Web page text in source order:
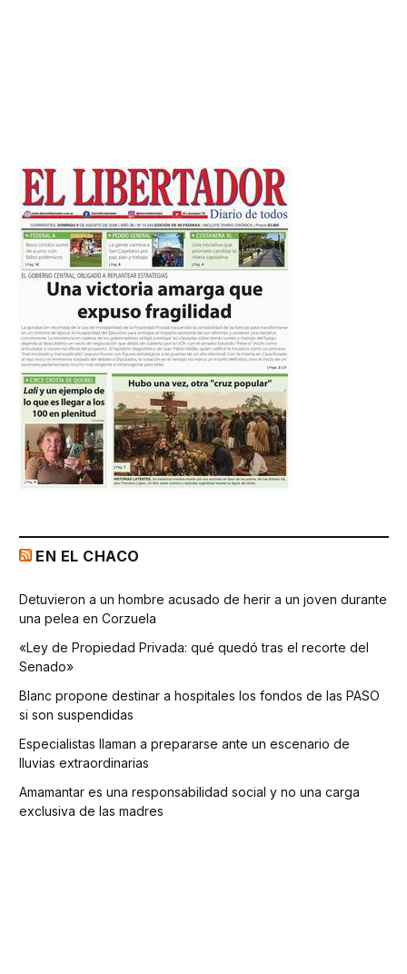
EN EL CHACO
Detuvieron a un hombre acusado de herir a un joven durante
una pelea en Corzuela
«Ley de Propiedad Privada: qué quedó tras el recorte del
Senado»
Blanc propone destinar a hospitales los fondos de las PASO
si son suspendidas
Especialistas llaman a prepararse ante un escenario de
lluvias extraordinarias
Amamantar es una responsabilidad social y no una carga
exclusiva de las madres